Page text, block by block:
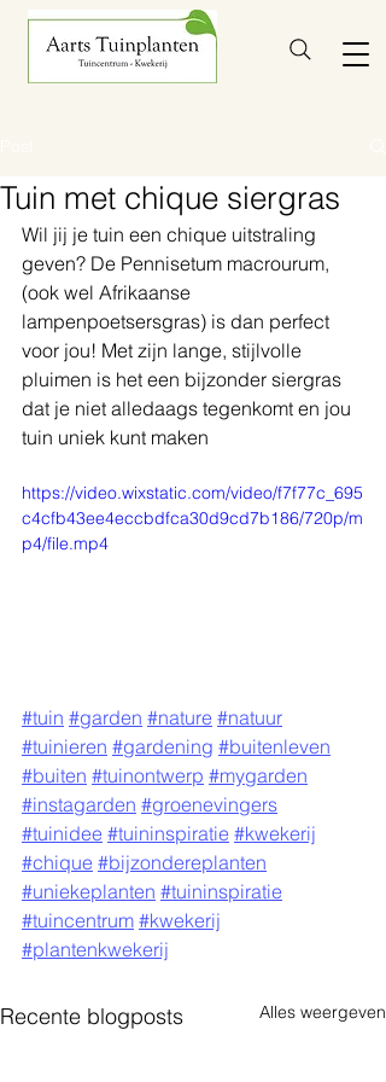
Tuin met chique siergras
Wil jij je tuin een chique uitstraling
geven? De Pennisetum macrourum,
(ook wel Afrikaanse
lampenpoetsersgras) is dan perfect
voor jou! Met zijn lange, stijlvolle
pluimen is het een bijzonder siergras
dat je niet alledaags tegenkomt en jou
tuin uniek kunt maken
https://video.wixstatic.com/video/f7f77c_695
c4cfb43ee4eccbdfca30d9cd7b186/720p/m
p4/file.mp4
#tuin #garden #nature #natuur
#tuinieren #gardening #buitenleven
#buiten #tuinontwerp #mygarden
#instagarden #groenevingers
#tuinidee #tuininspiratie #kwekerij
#chique #bijzondereplanten
#uniekeplanten #tuininspiratie
#tuincentrum #kwekerij
#plantenkwekerij
Recente blogposts Alles weergeven